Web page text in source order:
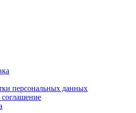
(Витлуф)
персональных данных
соглашение